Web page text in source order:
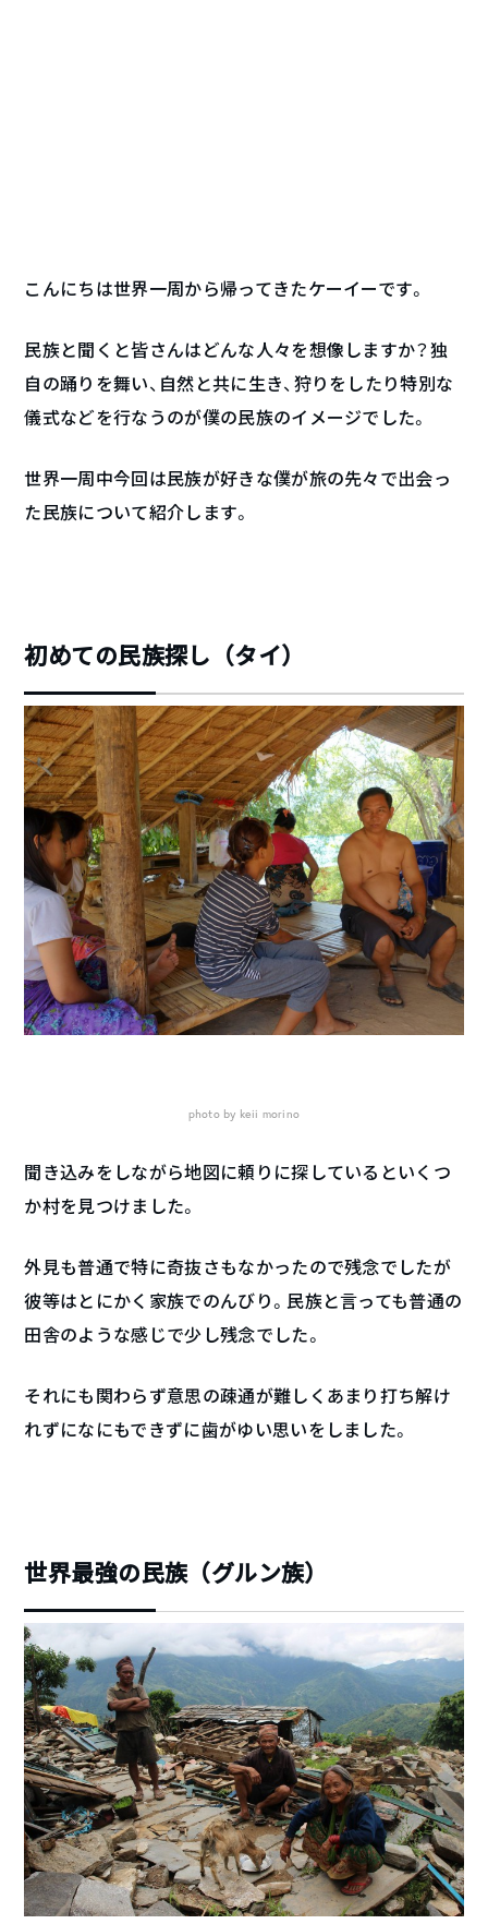
こんにちは世界一周から帰ってきたケーイーです。
民族と聞くと皆さんはどんな人々を想像しますか？独
自の踊りを舞い、自然と共に生き、狩りをしたり特別な
儀式などを行なうのが僕の民族のイメージでした。
世界一周中今回は民族が好きな僕が旅の先々で出会っ
た民族について紹介します。
初めての民族探し（タイ）
photo by keii morino
聞き込みをしながら地図に頼りに探しているといくつ
か村を見つけました。
外見も普通で特に奇抜さもなかったので残念でしたが
彼等はとにかく家族でのんびり。民族と言っても普通の
田舎のような感じで少し残念でした。
それにも関わらず意思の疎通が難しくあまり打ち解け
れずになにもできずに歯がゆい思いをしました。
世界最強の民族（グルン族）